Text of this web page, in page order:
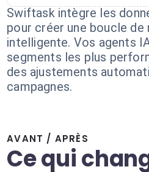
Swiftask intègre les
pour créer une boucle
intelligente. Vos agents
segments les plus
des ajustements
campagnes.
AVANT / APRÈS
Ce qui